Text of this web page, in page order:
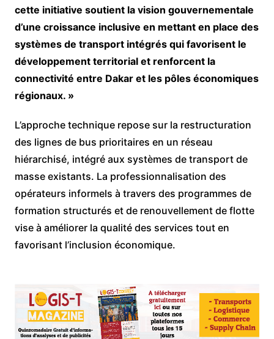
cette initiative soutient la vision gouvernementale
d’une croissance inclusive en mettant en place des
systèmes de transport intégrés qui favorisent le
développement territorial et renforcent la
connectivité entre Dakar et les pôles économiques
régionaux. »
L’approche technique repose sur la restructuration
des lignes de bus prioritaires en un réseau
hiérarchisé, intégré aux systèmes de transport de
masse existants. La professionnalisation des
opérateurs informels à travers des programmes de
formation structurés et de renouvellement de flotte
vise à améliorer la qualité des services tout en
favorisant l’inclusion économique.